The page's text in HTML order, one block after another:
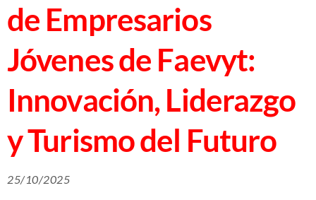
de Empresarios
Jóvenes de Faevyt:
Innovación, Liderazgo
y Turismo del Futuro
25/10/2025